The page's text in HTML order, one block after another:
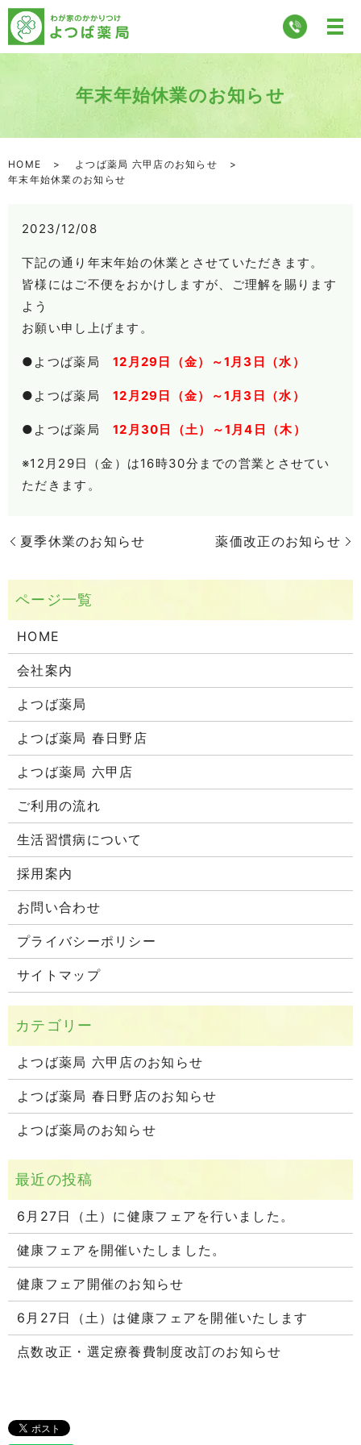
年末年始休業のお知らせ
HOME
よつば薬局 六甲店のお知らせ
年末年始休業のお知らせ
2023/12/08
下記の通り年末年始の休業とさせていただきます。
皆様にはご不便をおかけしますが、ご理解を賜ります
よう
お願い申し上げます。
●よつば薬局12月29日（金）～1月3日（水）
●よつば薬局12月29日（金）～1月3日（水）
●よつば薬局12月30日（土）～1月4日（木）
※12月29日（金）は16時30分までの営業とさせてい
ただきます。
夏季休業のお知らせ 薬価改正のお知らせ
HOME
会社案内
よつば薬局
よつば薬局 春日野店
よつば薬局 六甲店
ご利用の流れ
生活習慣病について
採用案内
お問い合わせ
プライバシーポリシー
サイトマップ
よつば薬局 六甲店のお知らせ
よつば薬局 春日野店のお知らせ
よつば薬局のお知らせ
6月27日（土）に健康フェアを行いました。
健康フェアを開催いたしました。
健康フェア開催のお知らせ
6月27日（土）は健康フェアを開催いたします
点数改正・選定療養費制度改訂のお知らせ